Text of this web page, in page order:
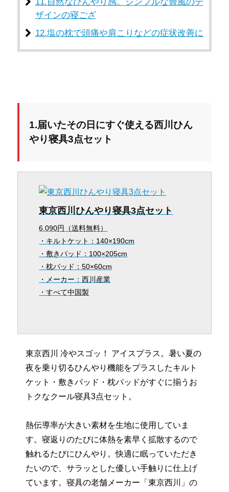
11.自然なひんやり感。シンプルな畳風のデ
ザインの寝ござ
12.塩の枕で頭痛や肩こりなどの症状改善に
1.届いたその日にすぐ使える西川ひん
やり寝具3点セット
東京西川ひんやり寝具3点セット
6,090円（送料無料）
・キルトケット：140×190cm
・敷きパッド：100×205cm
・枕パッド：50×60cm
・メーカー：西川産業
・すべて中国製
東京西川 冷やスゴッ！ アイスプラス。暑い夏の
夜を乗り切るひんやり機能をプラスしたキルト
ケット・敷きパッド・枕パッドがすぐに揃うお
トクなクール寝具3点セット。
熱伝導率が大きい素材を生地に使用していま
す。寝返りのたびに体熱を素早く拡散するので
触れるたびにひんやり。快適に眠っていただき
たいので、サラッとした優しい手触りに仕上げ
ています。寝具の老舗メーカー「東京西川」の